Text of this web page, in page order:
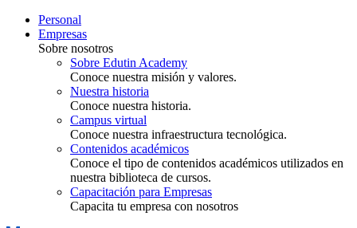
Personal
Empresas
Sobre nosotros
Sobre Edutin Academy
Conoce nuestra misión y valores.
Nuestra historia
Conoce nuestra historia.
Campus virtual
Conoce nuestra infraestructura tecnológica.
Contenidos académicos
Conoce el tipo de contenidos académicos utilizados en
nuestra biblioteca de cursos.
Capacitación para Empresas
Capacita tu empresa con nosotros